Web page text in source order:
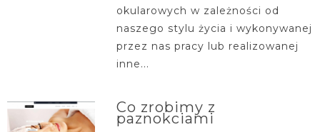
okularowych w zależności od
naszego stylu życia i wykonywanej
przez nas pracy lub realizowanej
inne...
Co zrobimy z
paznokciami